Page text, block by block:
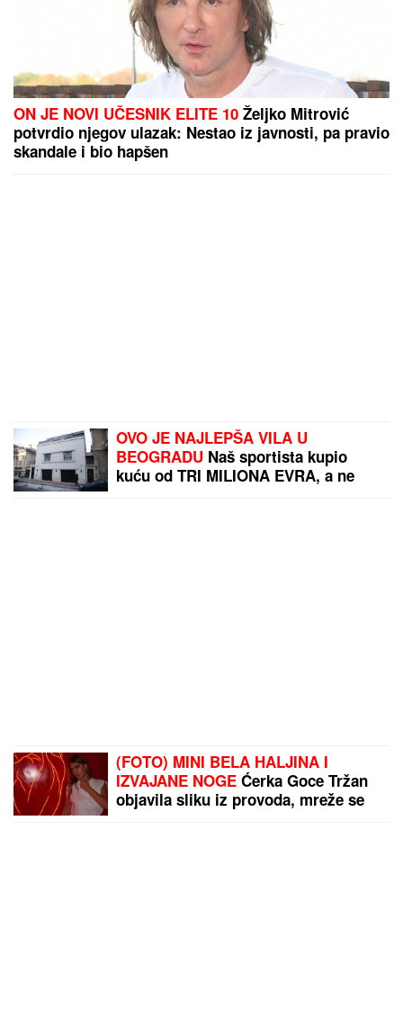
ON JE NOVI UČESNIK ELITE 10 Željko Mitrović
potvrdio njegov ulazak: Nestao iz javnosti, pa pravio
skandale i bio hapšen
OVO JE NAJLEPŠA VILA U
BEOGRADU Naš sportista kupio
kuću od TRI MILIONA EVRA, a ne
(FOTO) MINI BELA HALJINA I
IZVAJANE NOGE Ćerka Goce Tržan
objavila sliku iz provoda, mreže se